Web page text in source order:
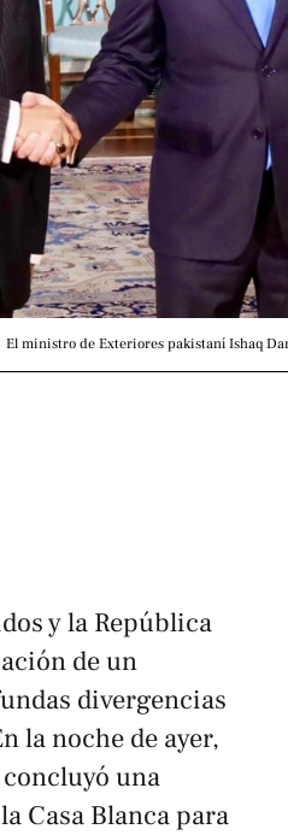
El ministro de Exteriores pakistaní Ishaq
y la República
de un
divergencias
la noche de ayer,
una
Casa Blanca para